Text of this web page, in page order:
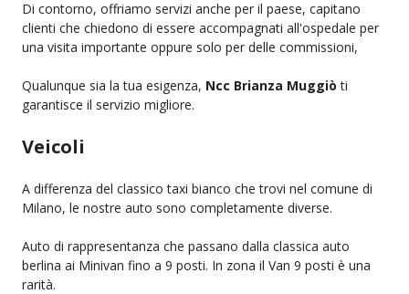
Di contorno, offriamo servizi anche per il paese, capitano
clienti che chiedono di essere accompagnati all'ospedale per
una visita importante oppure solo per delle commissioni,
Qualunque sia la tua esigenza, Ncc Brianza Muggiò ti
garantisce il servizio migliore.
Veicoli
A differenza del classico taxi bianco che trovi nel comune di
Milano, le nostre auto sono completamente diverse.
Auto di rappresentanza che passano dalla classica auto
berlina ai Minivan fino a 9 posti. In zona il Van 9 posti è una
rarità.